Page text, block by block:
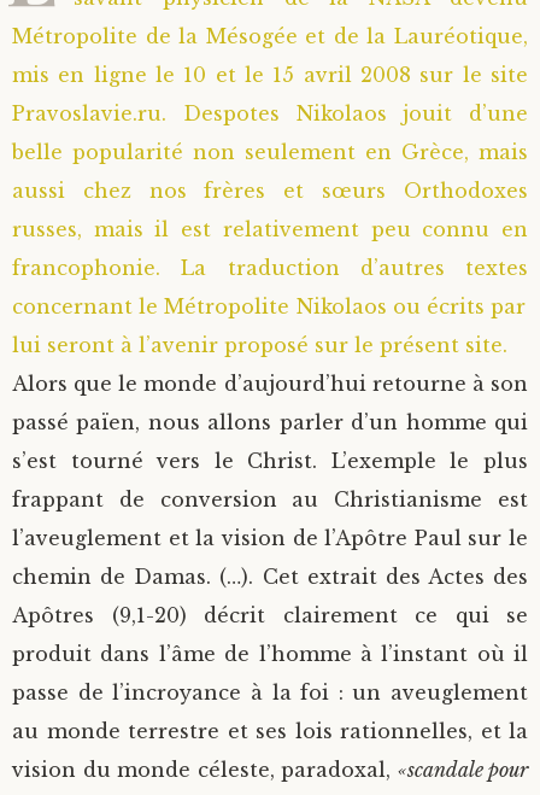
Saint Sophrony l’Athonite
Sainte Xenia
Sainte Matrone de Moscou
Staritsa Marie Makovkine
Natalia de Vyritsa
Staritsa Anastasia
Archimandrite Lazare (Abachidzé)
Geronda Arsenios le Spiléote
Gerondissa Makrina (Vassopoulou)
Archimandrite Nathanaël (Pospelov)
Père Héliodore
Métropolite de la Mésogée et de la Lauréotique,
mis en ligne le 10 et le 15 avril 2008 sur le site
Pravoslavie.ru. Despotes Nikolaos jouit d’une
belle popularité non seulement en Grèce, mais
aussi chez nos frères et sœurs Orthodoxes
russes, mais il est relativement peu connu en
francophonie. La traduction d’autres textes
concernant le Métropolite Nikolaos ou écrits par
lui seront à l’avenir proposé sur le présent site.
Alors que le monde d’aujourd’hui retourne à son
passé païen, nous allons parler d’un homme qui
s’est tourné vers le Christ. L’exemple le plus
frappant de conversion au Christianisme est
l’aveuglement et la vision de l’Apôtre Paul sur le
chemin de Damas. (…). Cet extrait des Actes des
Apôtres (9,1-20) décrit clairement ce qui se
produit dans l’âme de l’homme à l’instant où il
passe de l’incroyance à la foi : un aveuglement
au monde terrestre et ses lois rationnelles, et la
vision du monde céleste, paradoxal, «scandale pour